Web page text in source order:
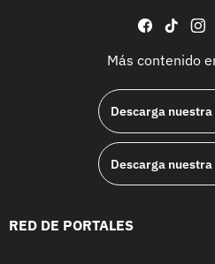
facebook
tiktok
Más contenido
Descarga nuestra
Descarga nuestra
RED DE PORTALES